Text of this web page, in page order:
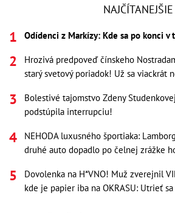
NAJČÍTANEJŠIE
Odídenci z Markízy: Kde sa po konci
Hrozivá predpoveď čínskeho
starý svetový poriadok! Už sa viackrát
Bolestivé tajomstvo Zdeny
podstúpila interrupciu!
NEHODA luxusného športiaka:
druhé auto dopadlo po čelnej zrážke
Dovolenka na H*VNO! Muž zverejnil
kde je papier iba na OKRASU: Utrieť